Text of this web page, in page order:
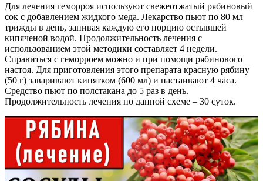
Для лечения геморроя используют свежеотжатый рябиновый
сок с добавлением жидкого меда. Лекарство пьют по 80 мл
трижды в день, запивая каждую его порцию остывшей
кипяченой водой. Продолжительность лечения с
использованием этой методики составляет 4 недели.
Справиться с геморроем можно и при помощи рябинового
настоя. Для приготовления этого препарата красную рябину
(50 г) заваривают кипятком (600 мл) и настаивают 4 часа.
Средство пьют по полстакана до 5 раз в день.
Продолжительность лечения по данной схеме – 30 суток.